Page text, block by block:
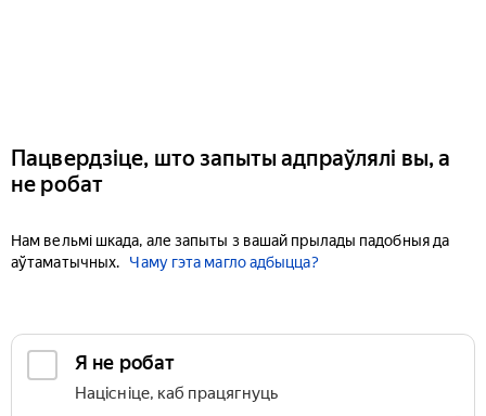
Пацвердзіце, што запыты адпраўлялі вы, а
не робат
Нам вельмі шкада, але запыты з вашай прылады падобныя да
аўтаматычных.
Чаму гэта магло адбыцца?
Я не робат
Націсніце, каб працягнуць